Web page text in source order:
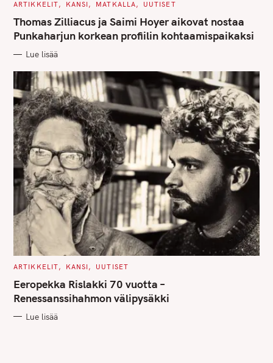
C
T
E
G
O
I
S
ARTIKKELIT KANSI MATKALLA UUTISET
Thomas Zilliacus ja Saimi Hoyer aikovat nostaa
Punkaharjun korkean profiilin kohtaamispaikaksi
Lue lisää
C
T
E
G
O
I
ARTIKKELIT KANSI UUTISET
Eeropekka Rislakki 70 vuotta –
Renessanssihahmon välipysäkki
Lue lisää